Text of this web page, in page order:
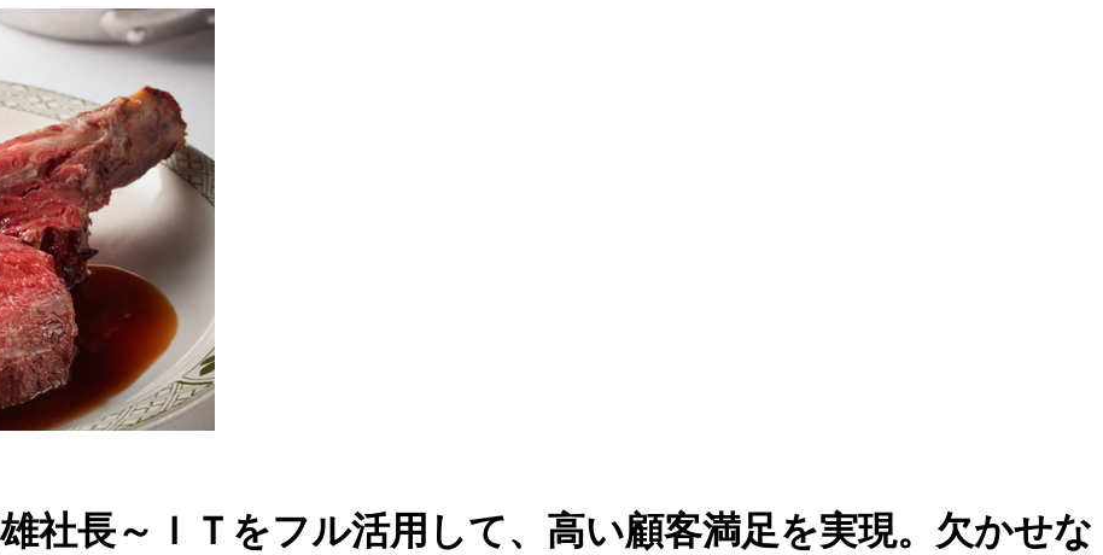
社長～ＩＴをフル活用して、高い顧客満足を実現。欠かせな